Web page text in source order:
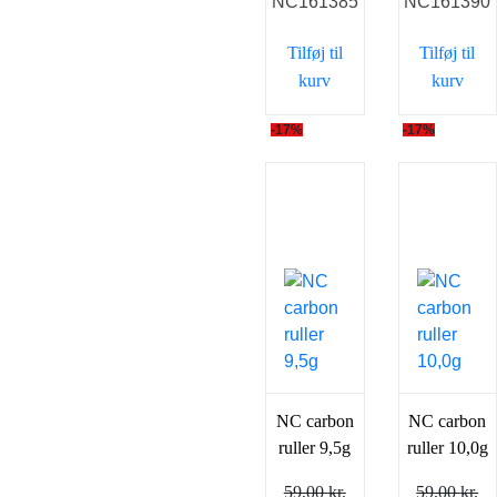
var:
er:
Tilføj til
kurv
var:
er:
Tilføj til
kurv
-17%
NC carbon
ruller 9,5g
59,00kr.
-17%
NC carbon
ruller 10,0g
59,00kr.